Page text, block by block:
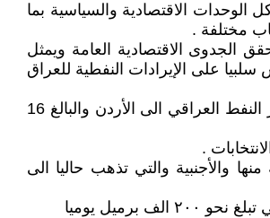
الوحدات الاقتصادية والسياسية بما
مختلفة .
الجدوى الاقتصادية العامة ويمثل
على الإيرادات النفطية للعراق
12. الغاء التخفيضات الممنوحة للاردن والمتعلقة باعفاء السلع الأردنية المصدرة الى العراق من التعرفة الكمركية وإلغاء التخفيض الخاص بتصدير النفط العراقي الى الأردن والبالغ 16
والأجنبية والتي تذهب حاليا الى